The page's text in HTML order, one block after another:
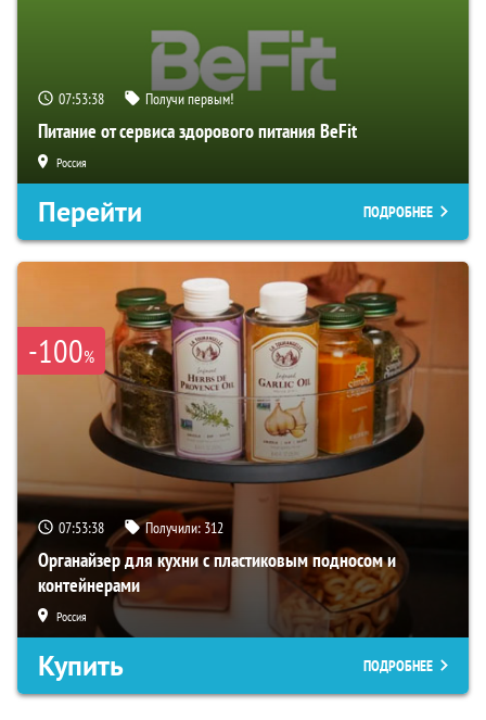
07:53:38 Получи первым!
Питание от сервиса здорового питания BeFit
Россия
Перейти ПОДРОБНЕЕ
-100%
07:53:38 Получили: 312
Органайзер для кухни с пластиковым подносом и
контейнерами
Россия
Купить ПОДРОБНЕЕ